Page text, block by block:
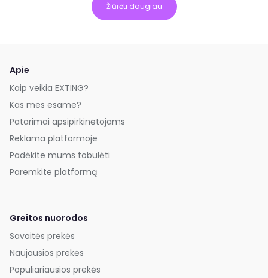
Žiūrėti daugiau
Apie
Kaip veikia EXTING?
Kas mes esame?
Patarimai apsipirkinėtojams
Reklama platformoje
Padėkite mums tobulėti
Paremkite platformą
Greitos nuorodos
Savaitės prekės
Naujausios prekės
Populiariausios prekės